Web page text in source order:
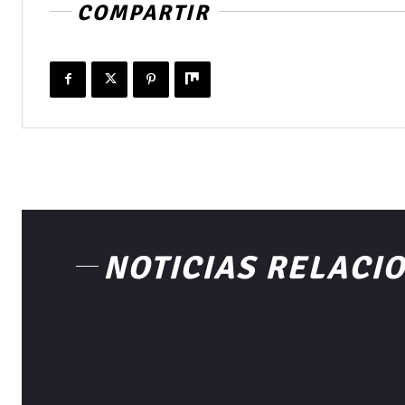
COMPARTIR
NOTICIAS